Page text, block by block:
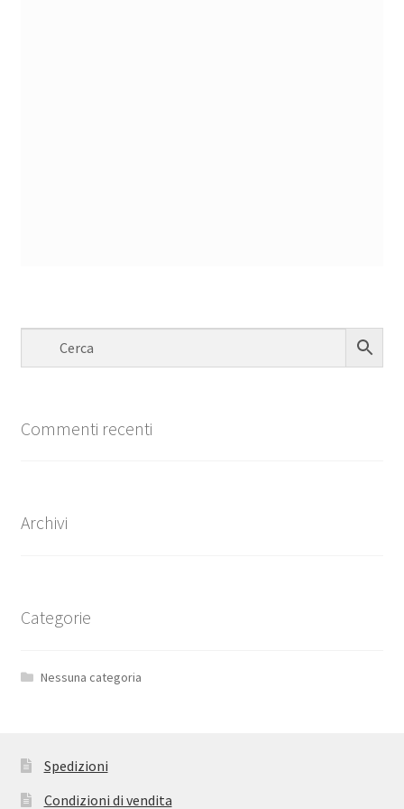
Commenti recenti
Archivi
Categorie
Nessuna categoria
Spedizioni
Condizioni di vendita